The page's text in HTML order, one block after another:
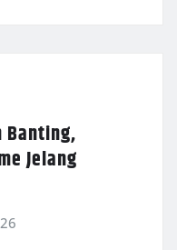
Banting,
Jelang